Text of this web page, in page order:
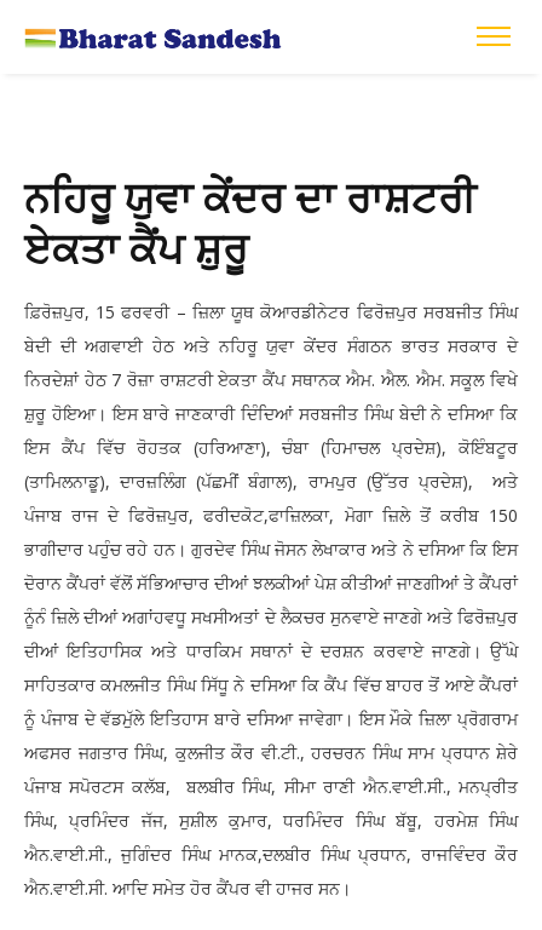
ਨਹਿਰੂ ਯੁਵਾ ਕੇਂਦਰ ਦਾ ਰਾਸ਼ਟਰੀ
ਏਕਤਾ ਕੈਂਪ ਸ਼ੁਰੂ
ਫ਼ਿਰੋਜ਼ਪੁਰ, 15 ਫਰਵਰੀ – ਜ਼ਿਲਾ ਯੂਥ ਕੋਆਰਡੀਨੇਟਰ ਫਿਰੋਜ਼ਪੁਰ ਸਰਬਜੀਤ ਸਿੰਘ
ਬੇਦੀ ਦੀ ਅਗਵਾਈ ਹੇਠ ਅਤੇ ਨਹਿਰੂ ਯੁਵਾ ਕੇਂਦਰ ਸੰਗਠਨ ਭਾਰਤ ਸਰਕਾਰ ਦੇ
ਨਿਰਦੇਸ਼ਾਂ ਹੇਠ 7 ਰੋਜ਼ਾ ਰਾਸ਼ਟਰੀ ਏਕਤਾ ਕੈਂਪ ਸਥਾਨਕ ਐਮ. ਐਲ. ਐਮ. ਸਕੂਲ ਵਿਖੇ
ਸ਼ੁਰੂ ਹੋਇਆ। ਇਸ ਬਾਰੇ ਜਾਣਕਾਰੀ ਦਿੰਦਿਆਂ ਸਰਬਜੀਤ ਸਿੰਘ ਬੇਦੀ ਨੇ ਦਸਿਆ ਕਿ
ਇਸ ਕੈਂਪ ਵਿੱਚ ਰੋਹਤਕ (ਹਰਿਆਣਾ), ਚੰਬਾ (ਹਿਮਾਚਲ ਪ੍ਰਦੇਸ਼), ਕੋਇੰਬਟੂਰ
(ਤਾਮਿਲਨਾਡੂ), ਦਾਰਜ਼ਲਿੰਗ (ਪੱਛਮੀਂ ਬੰਗਾਲ), ਰਾਮਪੁਰ (ਉੱਤਰ ਪ੍ਰਦੇਸ਼), ਅਤੇ
ਪੰਜਾਬ ਰਾਜ ਦੇ ਫਿਰੋਜ਼ਪੁਰ, ਫਰੀਦਕੋਟ,ਫਾਜ਼ਿਲਕਾ, ਮੋਗਾ ਜ਼ਿਲੇ ਤੋਂ ਕਰੀਬ 150
ਭਾਗੀਦਾਰ ਪਹੁੰਚ ਰਹੇ ਹਨ। ਗੁਰਦੇਵ ਸਿੰਘ ਜੋਸਨ ਲੇਖਾਕਾਰ ਅਤੇ ਨੇ ਦਸਿਆ ਕਿ ਇਸ
ਦੋਰਾਨ ਕੈਂਪਰਾਂ ਵੱਲੋਂ ਸੱਭਿਆਚਾਰ ਦੀਆਂ ਝਲਕੀਆਂ ਪੇਸ਼ ਕੀਤੀਆਂ ਜਾਣਗੀਆਂ ਤੇ ਕੈਂਪਰਾਂ
ਨੂੰਨੰ ਜ਼ਿਲੇ ਦੀਆਂ ਅਗਾਂਹਵਧੂ ਸਖਸੀਅਤਾਂ ਦੇ ਲੈਕਚਰ ਸੁਨਵਾਏ ਜਾਣਗੇ ਅਤੇ ਫਿਰੋਜ਼ਪੁਰ
ਦੀਆਂ ਇਤਿਹਾਸਿਕ ਅਤੇ ਧਾਰਕਿਮ ਸਥਾਨਾਂ ਦੇ ਦਰਸ਼ਨ ਕਰਵਾਏ ਜਾਣਗੇ। ਉੱਘੇ
ਸਾਹਿਤਕਾਰ ਕਮਲਜੀਤ ਸਿੰਘ ਸਿੱਧੂ ਨੇ ਦਸਿਆ ਕਿ ਕੈਂਪ ਵਿੱਚ ਬਾਹਰ ਤੋਂ ਆਏ ਕੈਂਪਰਾਂ
ਨੂੰ ਪੰਜਾਬ ਦੇ ਵੱਡਮੁੱਲੇ ਇਤਿਹਾਸ ਬਾਰੇ ਦਸਿਆ ਜਾਵੇਗਾ। ਇਸ ਮੌਕੇ ਜ਼ਿਲਾ ਪ੍ਰੋਗਰਾਮ
ਅਫਸਰ ਜਗਤਾਰ ਸਿੰਘ, ਕੁਲਜੀਤ ਕੌਰ ਵੀ.ਟੀ., ਹਰਚਰਨ ਸਿੰਘ ਸਾਮ ਪ੍ਰਧਾਨ ਸ਼ੇਰੇ
ਪੰਜਾਬ ਸਪੋਰਟਸ ਕਲੱਬ, ਬਲਬੀਰ ਸਿੰਘ, ਸੀਮਾ ਰਾਣੀ ਐਨ.ਵਾਈ.ਸੀ., ਮਨਪ੍ਰੀਤ
ਸਿੰਘ, ਪ੍ਰਮਿੰਦਰ ਜੱਜ, ਸੁਸ਼ੀਲ ਕੁਮਾਰ, ਧਰਮਿੰਦਰ ਸਿੰਘ ਬੱਬੂ, ਹਰਮੇਸ਼ ਸਿੰਘ
ਐਨ.ਵਾਈ.ਸੀ., ਜੁਗਿੰਦਰ ਸਿੰਘ ਮਾਨਕ,ਦਲਬੀਰ ਸਿੰਘ ਪ੍ਰਧਾਨ, ਰਾਜਵਿੰਦਰ ਕੌਰ
ਐਨ.ਵਾਈ.ਸੀ. ਆਦਿ ਸਮੇਤ ਹੋਰ ਕੈਂਪਰ ਵੀ ਹਾਜਰ ਸਨ।